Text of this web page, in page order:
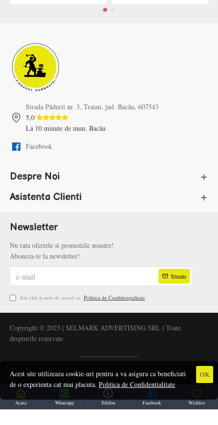
Strada Pădurii nr. 3, Traian, jud. Bacău, 607543
5,0
La 10 minute de mun. Bacău
Facebook
Despre Noi
Asistenta Clienti
Newsletter
Nu rata ofertele si promotiile noastre!
Aboneza-te la newsletter!
Trimite
Am citit şi sunt de acord cu Politica de Confidențialitate
Copyright © 2023 | SELMARK ADVERTISING SRL | Toate
drepturile rezervate
Acasa Whatsapp Telefon Facebook Wishlist
OK
Acest site utilizeaza cookie-uri pentru a va asigura ca beneficiati
de o experienta cat mai placuta. Politica de Confidentialitate